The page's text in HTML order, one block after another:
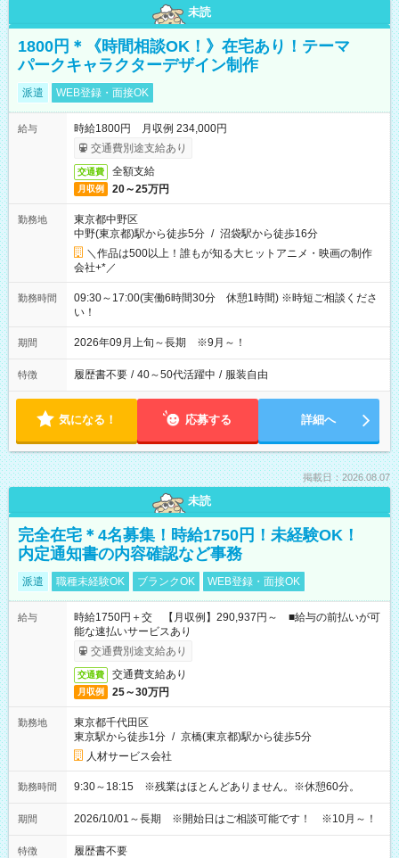
未読
1800円＊《時間相談OK！》在宅あり！テーマ
パークキャラクターデザイン制作
派遣 WEB登録・面接OK
給与
時給1800円 月収例 234,000円
交通費別途支給あり
交通費 全額支給
月収例 20～25万円
勤務地
東京都中野区
中野(東京都)駅から徒歩5分 / 沼袋駅から徒歩16分
＼作品は500以上！誰もが知る大ヒットアニメ・映画の制作
会社+*／
勤務時間
09:30～17:00(実働6時間30分 休憩1時間) ※時短ご相談くださ
い！
期間 2026年09月上旬～長期 ※9月～！
特徴 履歴書不要 / 40～50代活躍中 / 服装自由
気になる！ 応募する 詳細へ
掲載日：2026.08.07
未読
完全在宅＊4名募集！時給1750円！未経験OK！
内定通知書の内容確認など事務
派遣 職種未経験OK ブランクOK WEB登録・面接OK
給与
時給1750円＋交 【月収例】290,937円～ ■給与の前払いが可
能な速払いサービスあり
交通費別途支給あり
交通費 交通費支給あり
月収例 25～30万円
勤務地
東京都千代田区
東京駅から徒歩1分 / 京橋(東京都)駅から徒歩5分
人材サービス会社
勤務時間 9:30～18:15 ※残業はほとんどありません。※休憩60分。
期間 2026/10/01～長期 ※開始日はご相談可能です！ ※10月～！
特徴 履歴書不要